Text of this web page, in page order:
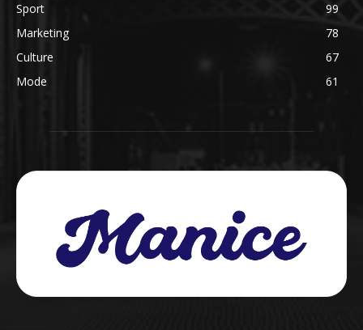
Sport
99
Marketing
78
Culture
67
Mode
61